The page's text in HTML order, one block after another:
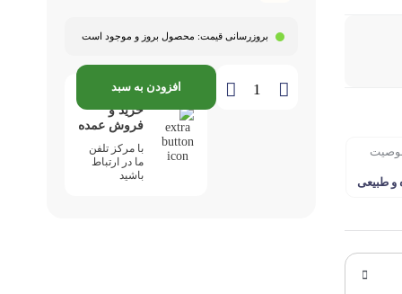
و طبیعی
بروزرسانی قیمت: محصول بروز و موجود است
افزودن به سبد
مشاوره
خرید و
فروش عمده
با مرکز تلفن
ما در ارتباط
باشید